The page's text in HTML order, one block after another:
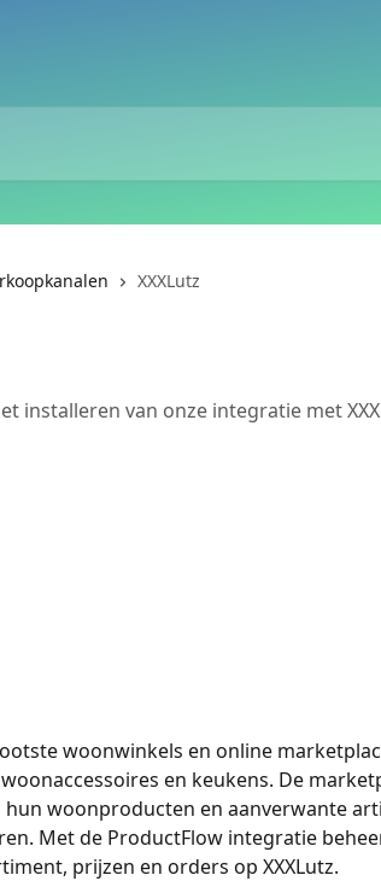
XXXLutz
installeren van onze integratie met
woonwinkels en online
en keukens. De
woonproducten en aanverwante
Met de ProductFlow integratie
prijzen en orders op XXXLutz.